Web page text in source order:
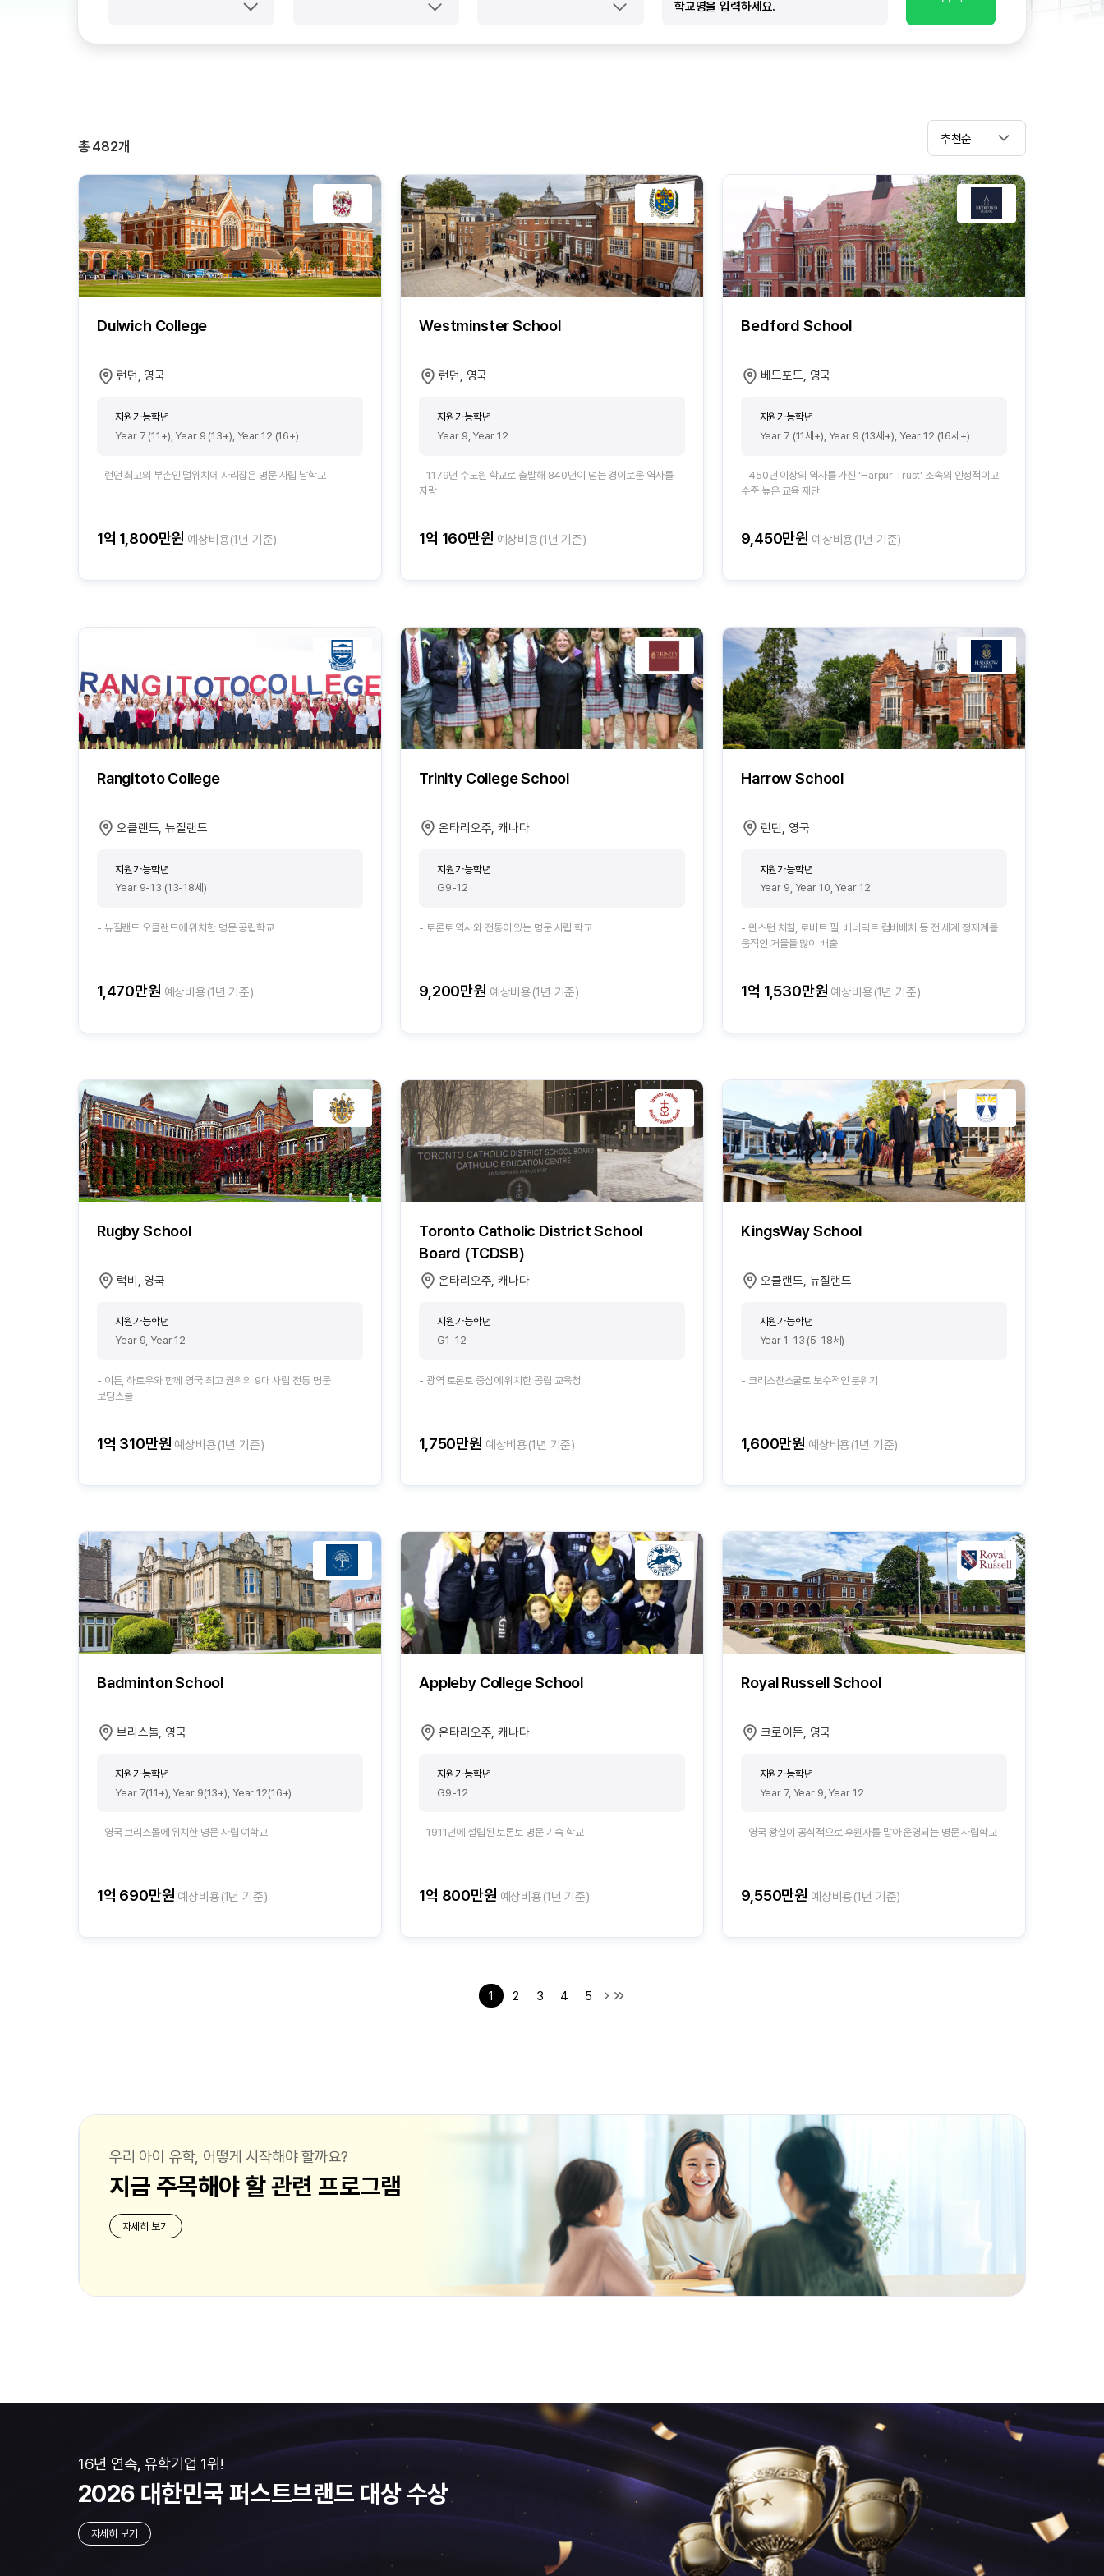
총 482개 추천순
Dulwich College
런던, 영국
지원가능학년
Year 7 (11+), Year 9 (13+), Year 12 (16+)
- 런던 최고의 부촌인 덜위치에 자리잡은 명문 사립 남학교
1억 1,800만원 예상비용(1년 기준)
Westminster School
런던, 영국
지원가능학년
Year 9, Year 12
- 1179년 수도원 학교로 출발해 840년이 넘는 경이로운 역사를
자랑
1억 160만원 예상비용(1년 기준)
Bedford School
베드포드, 영국
지원가능학년
Year 7 (11세+), Year 9 (13세+), Year 12 (16세+)
- 450년 이상의 역사를 가진 'Harpur Trust' 소속의 안정적이고
수준 높은 교육 재단
9,450만원 예상비용(1년 기준)
Rangitoto College
오클랜드, 뉴질랜드
지원가능학년
Year 9-13 (13-18세)
- 뉴질랜드 오클랜드에 위치한 명문 공립학교
1,470만원 예상비용(1년 기준)
Trinity College School
온타리오주, 캐나다
지원가능학년
G9-12
- 토론토 역사와 전통이 있는 명문 사립 학교
9,200만원 예상비용(1년 기준)
Harrow School
런던, 영국
지원가능학년
Year 9, Year 10, Year 12
- 윈스턴 처칠, 로버트 필, 베네딕트 컴버배치 등 전 세계 정재계를
움직인 거물들 많이 배출
1억 1,530만원 예상비용(1년 기준)
Rugby School
럭비, 영국
지원가능학년
Year 9, Year 12
- 이튼, 하로우와 함께 영국 최고 권위의 9대 사립 전통 명문
보딩스쿨
1억 310만원 예상비용(1년 기준)
Toronto Catholic District School
Board (TCDSB)
온타리오주, 캐나다
지원가능학년
G1-12
- 광역 토론토 중심에 위치한 공립 교육청
1,750만원 예상비용(1년 기준)
KingsWay School
오클랜드, 뉴질랜드
지원가능학년
Year 1-13 (5-18세)
- 크리스찬스쿨로 보수적인 분위기
1,600만원 예상비용(1년 기준)
Badminton School
브리스톨, 영국
지원가능학년
Year 7(11+), Year 9(13+), Year 12(16+)
- 영국 브리스톨에 위치한 명문 사립 여학교
1억 690만원 예상비용(1년 기준)
Appleby College School
온타리오주, 캐나다
지원가능학년
G9-12
- 1911년에 설립된 토론토 명문 기숙 학교
1억 800만원 예상비용(1년 기준)
Royal Russell School
크로이든, 영국
지원가능학년
Year 7, Year 9, Year 12
- 영국 왕실이 공식적으로 후원자를 맡아 운영되는 명문 사립학교
9,550만원 예상비용(1년 기준)
1 2 3 4 5
우리 아이 유학, 어떻게 시작해야 할까요?
지금 주목해야 할 관련 프로그램
자세히 보기
16년 연속, 유학기업 1위!
2026 대한민국 퍼스트브랜드 대상 수상
자세히 보기